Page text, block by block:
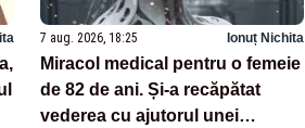
7 aug. 2026, 18:25 Ionuț Nichita
Miracol medical pentru o femeie
de 82 de ani. Și-a recăpătat
vederea cu ajutorul unei